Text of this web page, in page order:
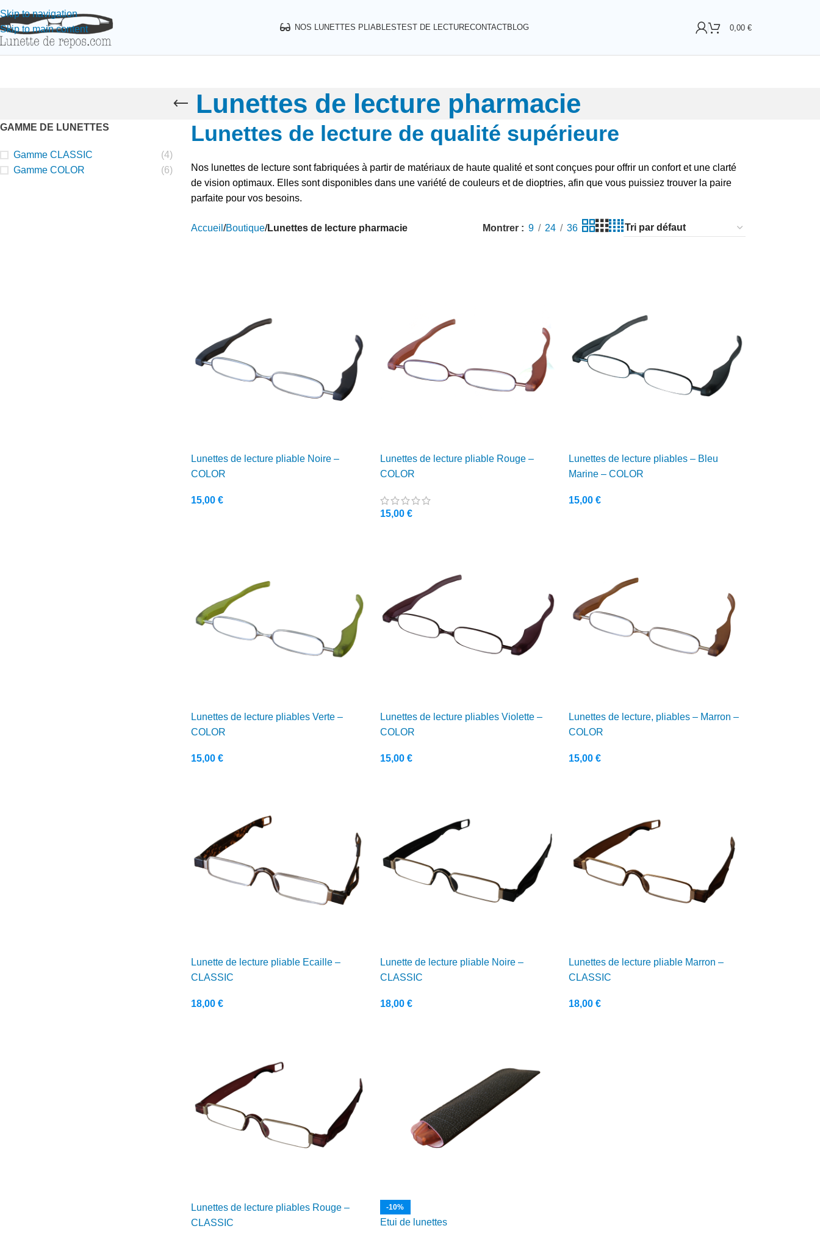
Skip to navigation
Skip to main content
NOS LUNETTES PLIABLESTEST DE LECTURECONTACTBLOG 0,00 €
Lunettes de lecture pharmacie
GAMME DE LUNETTES
Gamme CLASSIC
(4)
Gamme COLOR
(6)
Lunettes de lecture de qualité supérieure
Nos lunettes de lecture sont fabriquées à partir de matériaux de haute qualité et sont conçues pour offrir un confort et une clarté
de vision optimaux. Elles sont disponibles dans une variété de couleurs et de dioptries, afin que vous puissiez trouver la paire
parfaite pour vos besoins.
Accueil /Boutique/Lunettes de lecture pharmacie Montrer 9 24 36
Lunettes de lecture pliable Noire –
COLOR
15,00 €
Lunettes de lecture pliable Rouge –
COLOR
15,00 €
Lunettes de lecture pliables – Bleu
Marine – COLOR
15,00€
Lunettes de lecture pliables Verte –
COLOR
15,00 €
Lunettes de lecture pliables Violette –
COLOR
15,00 €
Lunettes de lecture, pliables – Marron –
COLOR
15,00€
Lunette de lecture pliable Ecaille –
CLASSIC
18,00 €
Lunette de lecture pliable Noire –
CLASSIC
18,00 €
Lunettes de lecture pliable Marron –
CLASSIC
18,00€
Lunettes de lecture pliables Rouge –
CLASSIC
-10%
Etui de lunettes